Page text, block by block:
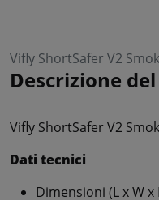
Vifly ShortSafer V2
Descrizione
Vifly ShortSafer V2
Dati tecnici
Dimensioni (L x W x